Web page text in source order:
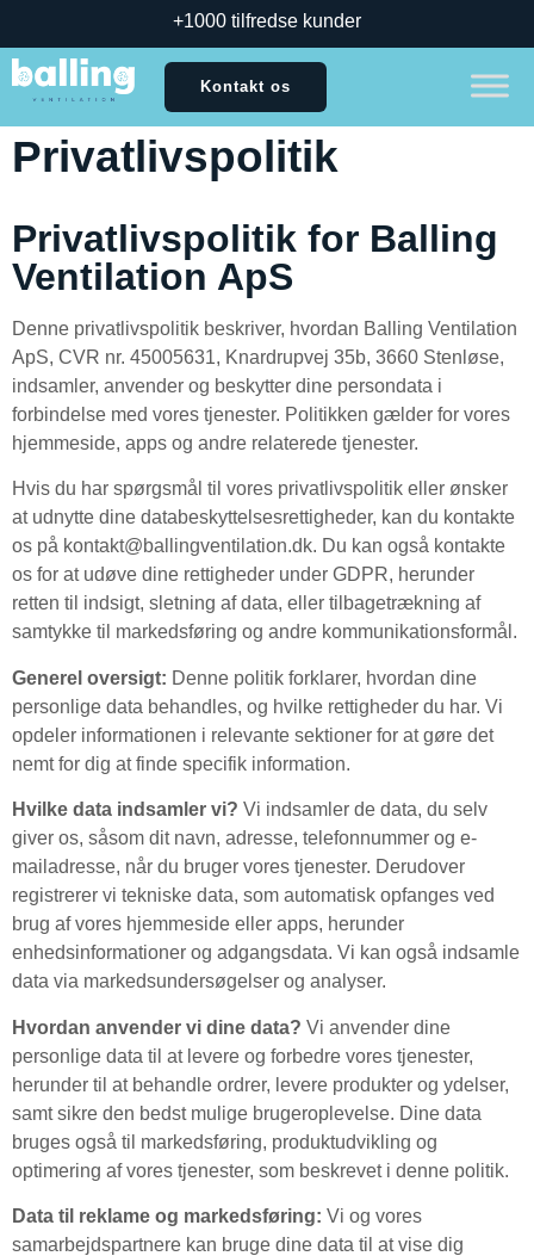
+1000 tilfredse kunder
Kontakt os
Privatlivspolitik
Privatlivspolitik for Balling
Ventilation ApS
Denne privatlivspolitik beskriver, hvordan Balling Ventilation
ApS, CVR nr. 45005631, Knardrupvej 35b, 3660 Stenløse,
indsamler, anvender og beskytter dine persondata i
forbindelse med vores tjenester. Politikken gælder for vores
hjemmeside, apps og andre relaterede tjenester.
Hvis du har spørgsmål til vores privatlivspolitik eller ønsker
at udnytte dine databeskyttelsesrettigheder, kan du kontakte
os på kontakt@ballingventilation.dk. Du kan også kontakte
os for at udøve dine rettigheder under GDPR, herunder
retten til indsigt, sletning af data, eller tilbagetrækning af
samtykke til markedsføring og andre kommunikationsformål.
Generel oversigt: Denne politik forklarer, hvordan dine
personlige data behandles, og hvilke rettigheder du har. Vi
opdeler informationen i relevante sektioner for at gøre det
nemt for dig at finde specifik information.
Hvilke data indsamler vi? Vi indsamler de data, du selv
giver os, såsom dit navn, adresse, telefonnummer og e-
mailadresse, når du bruger vores tjenester. Derudover
registrerer vi tekniske data, som automatisk opfanges ved
brug af vores hjemmeside eller apps, herunder
enhedsinformationer og adgangsdata. Vi kan også indsamle
data via markedsundersøgelser og analyser.
Hvordan anvender vi dine data? Vi anvender dine
personlige data til at levere og forbedre vores tjenester,
herunder til at behandle ordrer, levere produkter og ydelser,
samt sikre den bedst mulige brugeroplevelse. Dine data
bruges også til markedsføring, produktudvikling og
optimering af vores tjenester, som beskrevet i denne politik.
Data til reklame og markedsføring: Vi og vores
samarbejdspartnere kan bruge dine data til at vise dig